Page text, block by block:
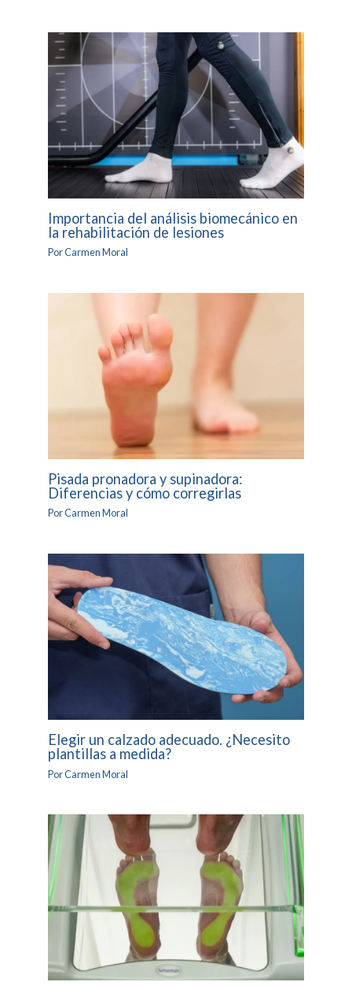
Importancia del análisis biomecánico en
la rehabilitación de lesiones
PorCarmen Moral
Pisada pronadora y supinadora:
Diferencias y cómo corregirlas
PorCarmen Moral
Elegir un calzado adecuado. ¿Necesito
plantillas a medida?
PorCarmen Moral